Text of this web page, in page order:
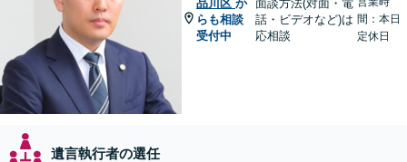
品川区 か
らも相談
受付中
面談方法(対面・電
話・ビデオなど)は
応相談
間：本日
定休日
遺言執行者の選任